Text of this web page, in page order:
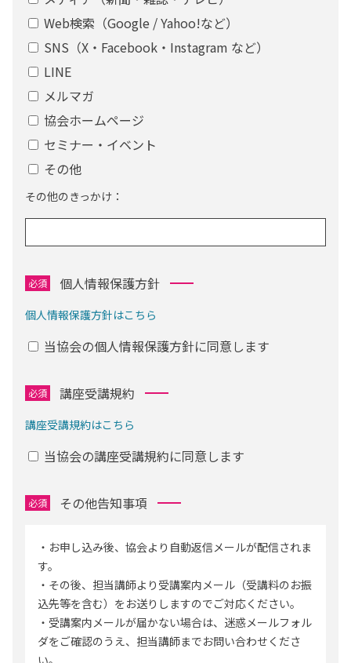
Web検索（Google / Yahoo!など）
SNS（X・Facebook・Instagram など）
LINE
メルマガ
協会ホームページ
セミナー・イベント
その他
その他のきっかけ：
個人情報保護方針
必須
個人情報保護方針はこちら
当協会の個人情報保護方針に同意します
講座受講規約
必須
講座受講規約はこちら
当協会の講座受講規約に同意します
その他告知事項
必須
・お申し込み後、協会より自動返信メールが配信されま
す。
・その後、担当講師より受講案内メール（受講料のお振
込先等を含む）をお送りしますのでご対応ください。
・受講案内メールが届かない場合は、迷惑メールフォル
ダをご確認のうえ、担当講師までお問い合わせくださ
い。